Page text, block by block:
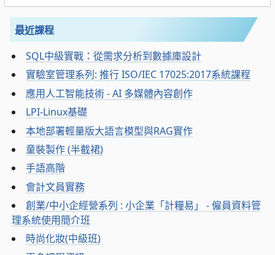
最近課程
SQL中級實戰：從需求分析到數據庫設計
實驗室管理系列: 推行 ISO/IEC 17025:2017系統課程
應用人工智能技術 - AI 多媒體內容創作
LPI-Linux基礎
本地部署輕量版大語言模型與RAG實作
童裝製作 (半截裙)
手語高階
會計文員實務
創業/中小企經營系列 : 小企業「計糧易」 - 僱員資料管
理系統使用簡介班
時尚化妝(中級班)